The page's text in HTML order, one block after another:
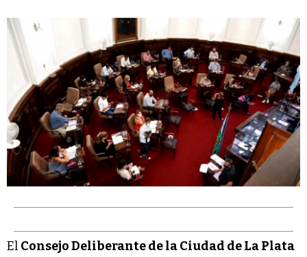
El Consejo Deliberante de la Ciudad de La Plata